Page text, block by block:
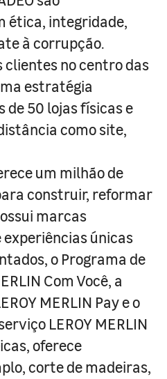
ética, integridade,
à corrupção.
clientes no centro das
estratégia
50 lojas físicas e
como site,
um milhão de
construir, reformar
marcas
únicas
o Programa de
Com Você, a
MERLIN Pay e o
LEROY MERLIN
oferece
corte de madeiras,